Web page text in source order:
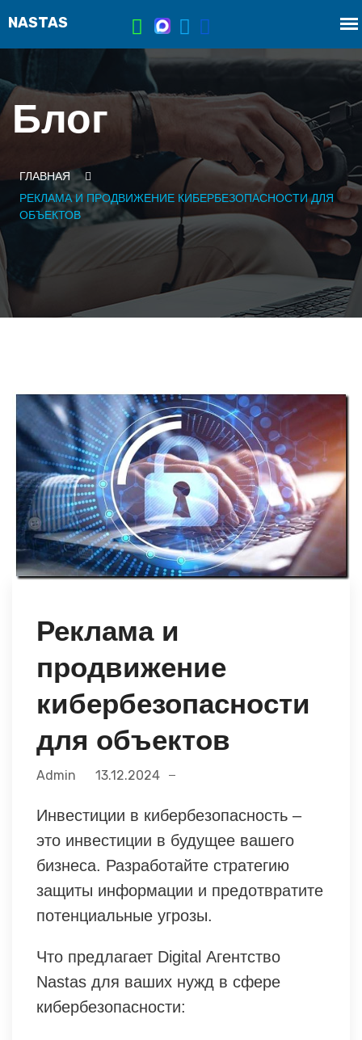
Блог
ГЛАВНАЯ
РЕКЛАМА И ПРОДВИЖЕНИЕ КИБЕРБЕЗОПАСНОСТИ ДЛЯ
ОБЪЕКТОВ
Реклама и
продвижение
кибербезопасности
для объектов
Admin 13.12.2024
Инвестиции в кибербезопасность –
это инвестиции в будущее вашего
бизнеса. Разработайте стратегию
защиты информации и предотвратите
потенциальные угрозы.
Что предлагает Digital Агентство
Nastas для ваших нужд в сфере
кибербезопасности: